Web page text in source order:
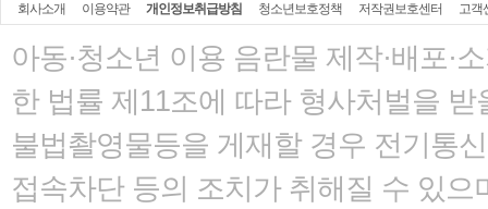
회사소개 이용약관 개인정보취급방침 청소년보호정책 저작권보호센터 고객
아동·청소년 이용 음란물 제작·배포·
한 법률 제11조에 따라 형사처벌을 받
불법촬영물등을 게재할 경우 전기통
접속차단 등의 조치가 취해질 수 있으